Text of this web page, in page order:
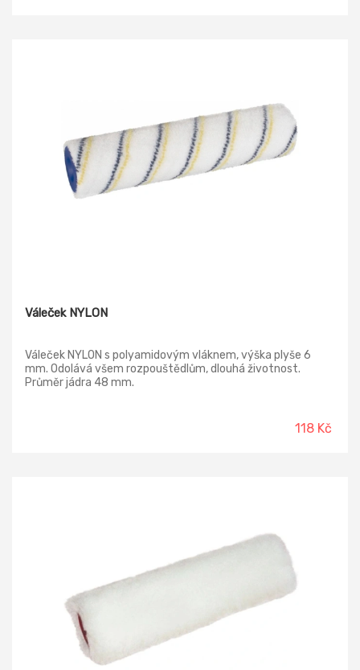
Váleček NYLON
Váleček NYLON s polyamidovým vláknem, výška plyše 6
mm. Odolává všem rozpouštědlům, dlouhá životnost.
Průměr jádra 48 mm.
118 Kč